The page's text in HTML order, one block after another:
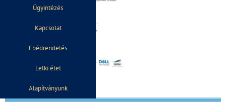
Ügyintézés
Kapcsolat
Ebédrendelés
Lelki élet
Alapítványunk